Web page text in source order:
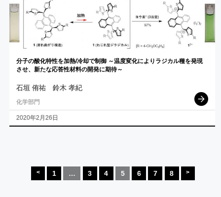
分子の酸化特性を加熱/冷却で制御～温度変化により ラジカル種を発現
させ、 新たな応答性材料の開発に期待～
石垣 侑祐 鈴木 孝紀
化学部門
2020年2月26日
< 1 … 3 4 5 6 7 8 >